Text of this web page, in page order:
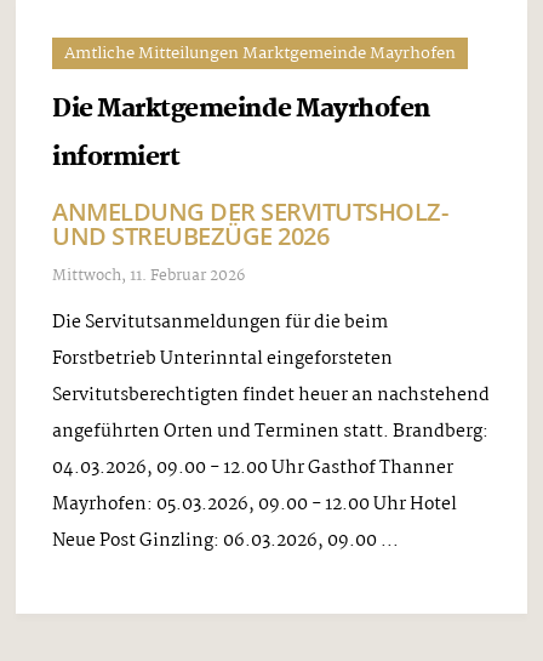
Amtliche Mitteilungen Marktgemeinde Mayrhofen
Die Marktgemeinde Mayrhofen
informiert
ANMELDUNG DER SERVITUTSHOLZ-
UND STREUBEZÜGE 2026
Mittwoch, 11. Februar 2026
Die Servitutsanmeldungen für die beim
Forstbetrieb Unterinntal eingeforsteten
Servitutsberechtigten findet heuer an nachstehend
angeführten Orten und Terminen statt. Brandberg:
04.03.2026, 09.00 - 12.00 Uhr Gasthof Thanner
Mayrhofen: 05.03.2026, 09.00 - 12.00 Uhr Hotel
Neue Post Ginzling: 06.03.2026, 09.00 ...